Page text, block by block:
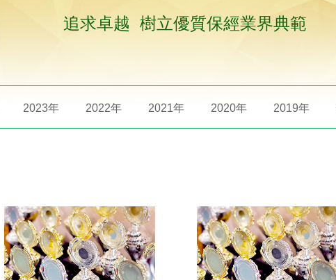
洗錢防制暨打擊資恐
2023年 2022年 2021年 2020年 2019年
追求卓越 樹立優質保經業界典範